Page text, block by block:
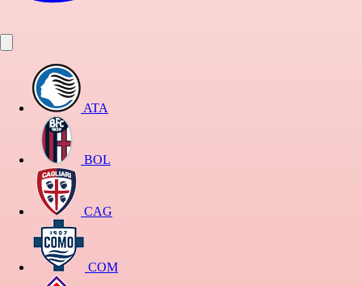
ATA
BOL
CAG
COM